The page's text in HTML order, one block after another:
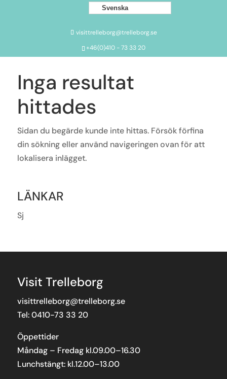
Svenska
visittrelleborg@trelleborg.se
+46(0)410 - 73 33 20
Inga resultat
hittades
Sidan du begärde kunde inte hittas. Försök förfina
din sökning eller använd navigeringen ovan för att
lokalisera inlägget.
LÄNKAR
Sj
Visit Trelleborg
visittrelleborg@trelleborg.se
Tel: 0410-73 33 20
Öppettider
Måndag – Fredag kl.09.00–16.30
Lunchstängt: kl.12.00–13.00